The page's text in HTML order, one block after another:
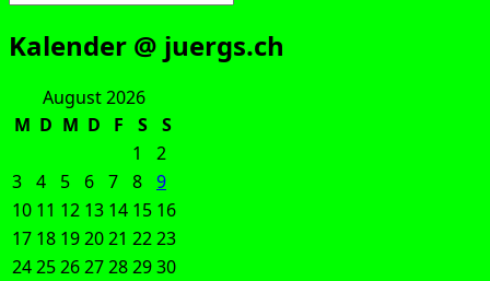
nach:
Kalender @ juergs.ch
August 2026
M D M D F S
S
1
2
3 4 5 6 7 8 9
10 11 12 13 14 15 16
17 18 192021 2223
24252627282930